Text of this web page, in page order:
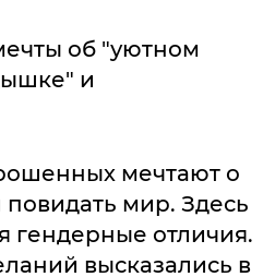
об "уютном
и
мечтают о
мир. Здесь
гендерные отличия.
высказались в